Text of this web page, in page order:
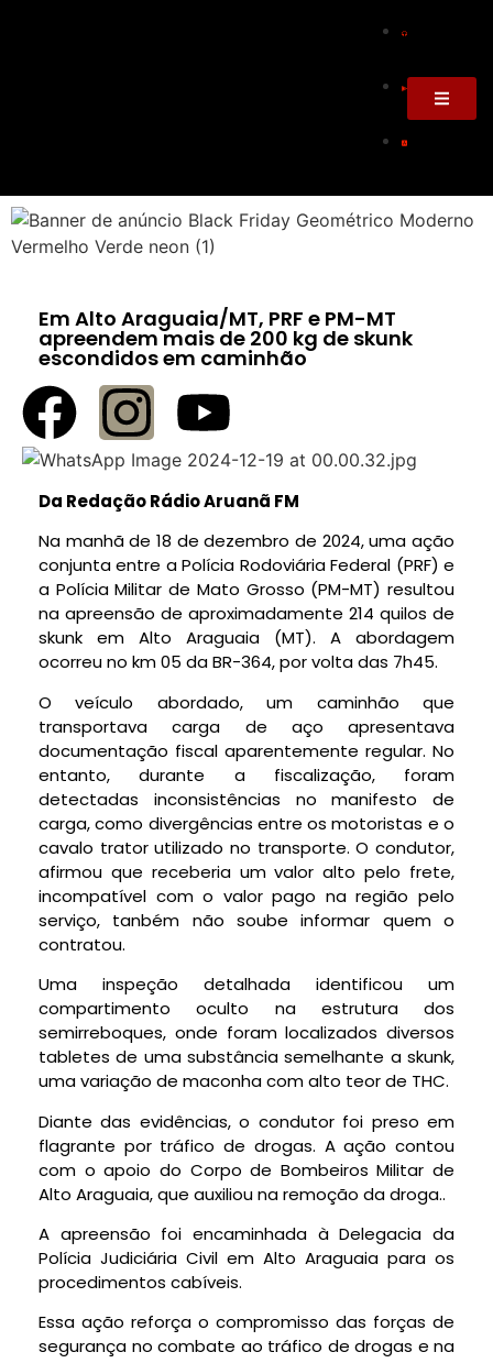
Em Alto Araguaia/MT, PRF e PM-MT
apreendem mais de 200 kg de skunk
escondidos em caminhão
Da Redação Rádio Aruanã FM
Na manhã de 18 de dezembro de 2024, uma ação
conjunta entre a Polícia Rodoviária Federal (PRF) e
a Polícia Militar de Mato Grosso (PM-MT) resultou
na apreensão de aproximadamente 214 quilos de
skunk em Alto Araguaia (MT). A abordagem
ocorreu no km 05 da BR-364, por volta das 7h45.
O veículo abordado, um caminhão que
transportava carga de aço apresentava
documentação fiscal aparentemente regular. No
entanto, durante a fiscalização, foram
detectadas inconsistências no manifesto de
carga, como divergências entre os motoristas e o
cavalo trator utilizado no transporte. O condutor,
afirmou que receberia um valor alto pelo frete,
incompatível com o valor pago na região pelo
serviço, tanbém não soube informar quem o
contratou.
Uma inspeção detalhada identificou um
compartimento oculto na estrutura dos
semirreboques, onde foram localizados diversos
tabletes de uma substância semelhante a skunk,
uma variação de maconha com alto teor de THC.
Diante das evidências, o condutor foi preso em
flagrante por tráfico de drogas. A ação contou
com o apoio do Corpo de Bombeiros Militar de
Alto Araguaia, que auxiliou na remoção da droga..
A apreensão foi encaminhada à Delegacia da
Polícia Judiciária Civil em Alto Araguaia para os
procedimentos cabíveis.
Essa ação reforça o compromisso das forças de
segurança no combate ao tráfico de drogas e na